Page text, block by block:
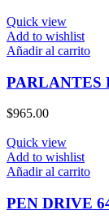
Quick view
Add to wishlist
Añadir al carrito
PARLANTES
$965.00
Quick view
Add to wishlist
Añadir al carrito
PEN DRIVE